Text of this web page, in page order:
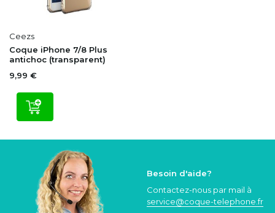
Ceezs
Coque iPhone 7/8 Plus
antichoc (transparent)
9,99 €
Besoin d'aide?
Contactez-nous par mail à
service@coque-telephone.fr